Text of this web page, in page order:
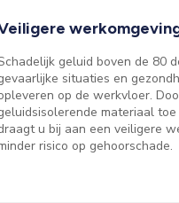
geluid boven de 80
situaties en
op de werkvloer.
materiaal
u bij aan een veiligere
risico op gehoorschade.